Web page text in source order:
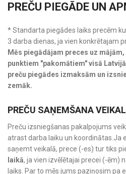
PREČU PIEGĀDE UN
* Standarta piegādes laiks precēm
3 darba dienas, ja vien konkrētajam
Mēs piegādājam preces uz
punktiem "pakomātiem" visā
preču piegādes izmaksām un
zemāk.
PREČU SAŅEMŠANA
Preču izsniegšanas pakalpojums
atrast darba laiku un koordinātas.Ja
saņemt veikalā, prece (-es) tur tiks
laikā, ja vien izvēlētajai precei (-ēm)
laiks. Par to mēs jums paziņosim pa